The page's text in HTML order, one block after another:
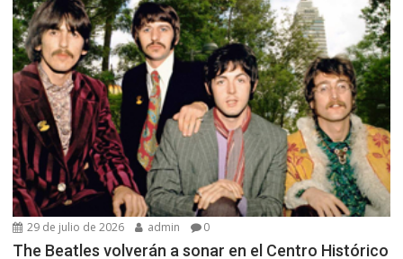
29 de julio de 2026 admin 0
The Beatles volverán a sonar en el Centro Histórico